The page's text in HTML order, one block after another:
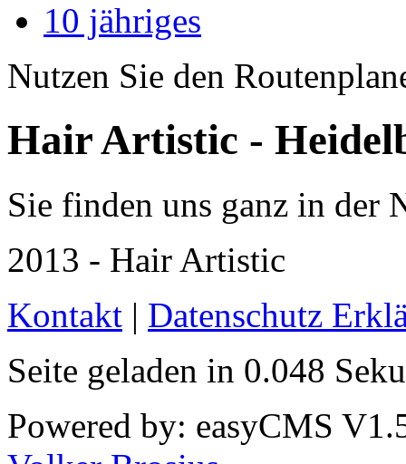
10 jähriges
Nutzen Sie den
Hair Artistic -
Sie finden uns ganz in der
2013 - Hair Artistic
Kontakt | Datenschutz
Seite geladen in 0.048
Powered by: easyCMS